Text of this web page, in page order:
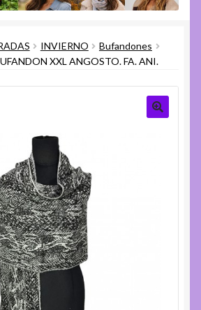
menú
menú
hijo
el
menú
hijo
INVIERNO
Bufandones
XXL ANGOSTO. FA. ANI.